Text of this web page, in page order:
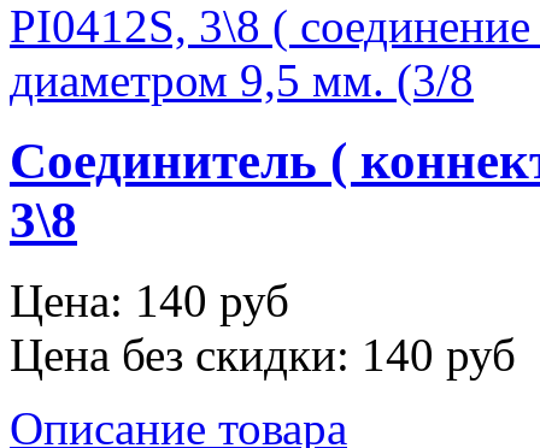
Соединитель (
3\8
Цена: 140 руб
Цена без скидки: 140 руб
Описание товара